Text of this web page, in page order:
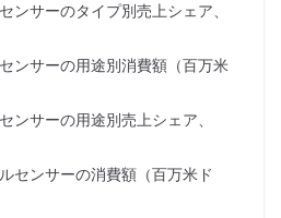
ンサーのタイプ別売上シェア、
ンサーの用途別消費額（百万米
ンサーの用途別売上シェア、
センサーの消費額（百万米ド